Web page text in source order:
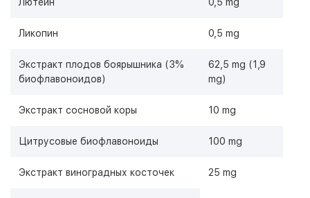
Ликопин 0,5 mg
Экстракт плодов боярышника (3%
биофлавоноидов)
62,5 mg (1,9
mg)
Экстракт сосновой коры 10 mg
Цитрусовые биофлавоноиды 100 mg
Экстракт виноградных косточек 25 mg